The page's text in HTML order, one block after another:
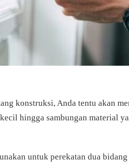
konstruksi, Anda tentu akan
hingga sambungan material
untuk perekatan dua